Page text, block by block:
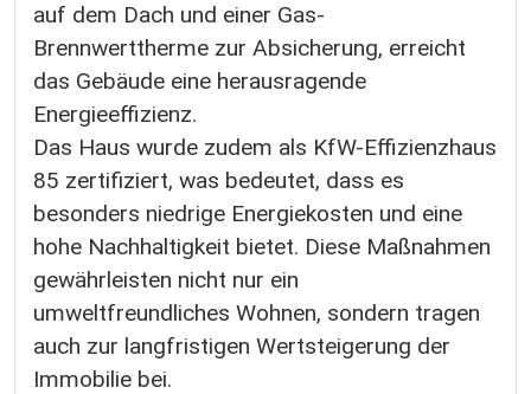
auf dem Dach und einer Gas-
Brennwerttherme zur Absicherung, erreicht
das Gebäude eine herausragende
Energieeffizienz.
Das Haus wurde zudem als KfW-Effizienzhaus
85 zertifiziert, was bedeutet, dass es
besonders niedrige Energiekosten und eine
hohe Nachhaltigkeit bietet. Diese Maßnahmen
gewährleisten nicht nur ein
umweltfreundliches Wohnen, sondern tragen
auch zur langfristigen Wertsteigerung der
Immobilie bei.